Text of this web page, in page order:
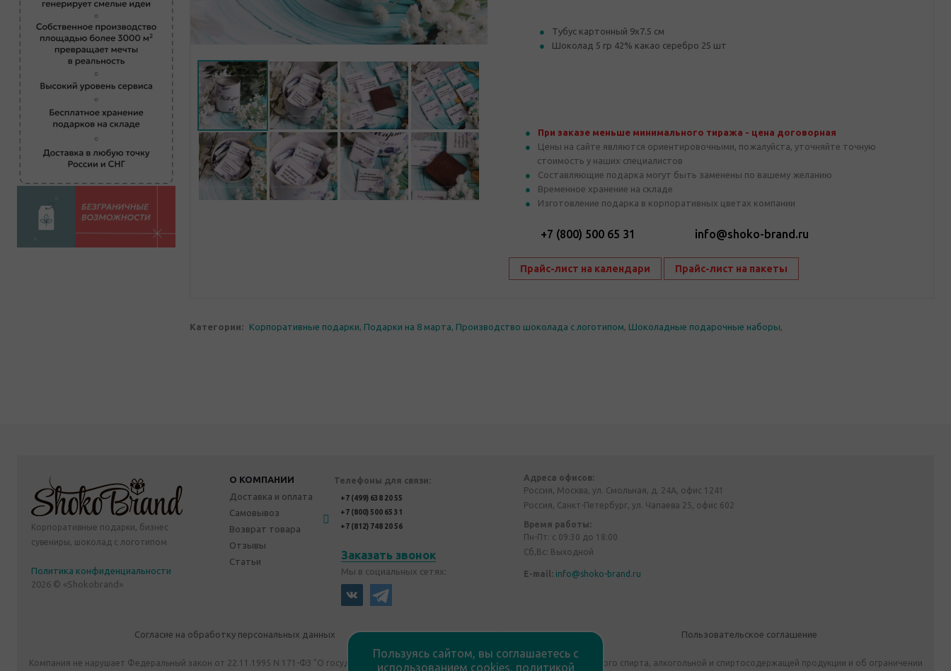
Тубус картонный 9х7.5 см
Шоколад 5 гр 42% какао серебро 25 шт
При заказе меньше минимального тиража - цена договорная
Цены на сайте являются ориентировочными, пожалуйста, уточняйте точную
стоимость у наших специалистов
Составляющие подарка могут быть заменены по вашему желанию
Временное хранение на складе
Изготовление подарка в корпоративных цветах компании
+7 (800) 500 65 31 info@shoko-brand.ru
Прайс-лист на календари Прайс-лист на пакеты
Категории: Корпоративные подарки, Подарки на 8 марта, Производство шоколада с логотипом, Шоколадные подарочные наборы,
Корпоративные подарки, бизнес
сувениры, шоколад с логотипом
Политика конфиденциальности
2026 © «Shokobrand»
О КОМПАНИИ
Доставка и оплата
Самовывоз
Возврат товара
Отзывы
Статьи
Телефоны для связи:
+7 (499) 638 20 55
+7 (800) 500 65 31
+7 (812) 748 20 56
Заказать звонок
Мы в социальных сетях:
Адреса офисов:
Россия, Москва, ул. Смольная, д. 24А, офис 1241
Россия, Санкт-Петербург, ул. Чапаева 25, офис 602
Время работы:
Пн-Пт: с 09:30 до 18:00
Сб,Вс: Выходной
E-mail: info@shoko-brand.ru
Согласие на обработку персональных данных Политика конфиденциальности Пользовательское соглашение
Компания не нарушает Федеральный закон от 22.11.1995 N 171-ФЗ "О государственном регулировании производства и оборота этилового спирта, алкогольной и спиртосодержащей продукции и об ограничении
Пользуясь сайтом, вы соглашаетесь с
использованием cookies, политикой